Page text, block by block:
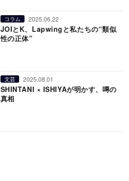
コラム 2025.06.22
JOIとK、Lapwingと私たちの“類似
性の正体”
文芸 2025.08.01
SHINTANI × ISHIYAが明かす、噂の
真相